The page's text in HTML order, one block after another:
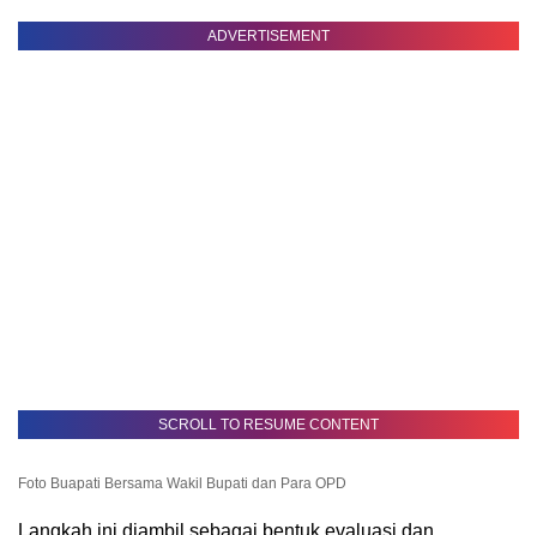
ADVERTISEMENT
SCROLL TO RESUME CONTENT
Foto Buapati Bersama Wakil Bupati dan Para OPD